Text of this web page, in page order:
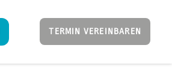
TERMIN VEREINBAREN